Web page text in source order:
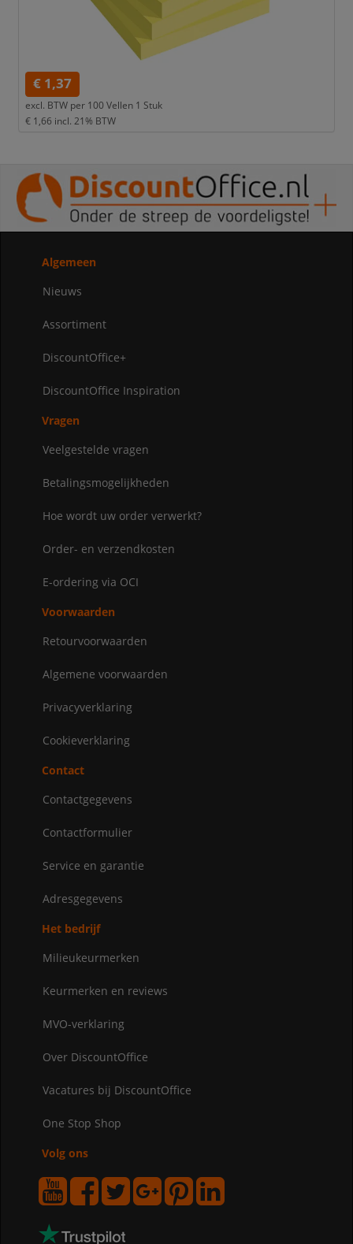
€ 1,37
excl. BTW per 100 Vellen 1 Stuk
€ 1,66 incl. 21% BTW
Algemeen
Nieuws
Assortiment
DiscountOffice+
DiscountOffice Inspiration
Vragen
Veelgestelde vragen
Betalingsmogelijkheden
Hoe wordt uw order verwerkt?
Order- en verzendkosten
E-ordering via OCI
Voorwaarden
Retourvoorwaarden
Algemene voorwaarden
Privacyverklaring
Cookieverklaring
Contact
Contactgegevens
Contactformulier
Service en garantie
Adresgegevens
Het bedrijf
Milieukeurmerken
Keurmerken en reviews
MVO-verklaring
Over DiscountOffice
Vacatures bij DiscountOffice
One Stop Shop
Volg ons